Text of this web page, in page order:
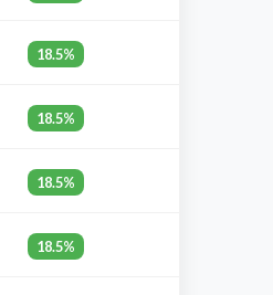
18.5%
18.5%
18.5%
18.5%